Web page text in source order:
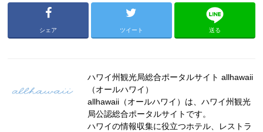
シェア ツイート 送る
ハワイ州観光局総合ポータルサイト allhawaii
（オールハワイ）
allhawaii（オールハワイ）は、ハワイ州観光
局公認総合ポータルサイトです。
ハワイの情報収集に役立つホテル、レストラ